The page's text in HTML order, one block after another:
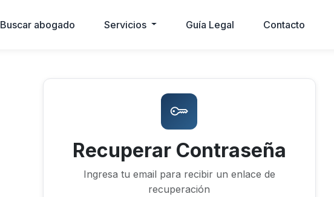
Buscar abogado Servicios Guía Legal Contacto
Recuperar Contraseña
Ingresa tu email para recibir un enlace de
recuperación